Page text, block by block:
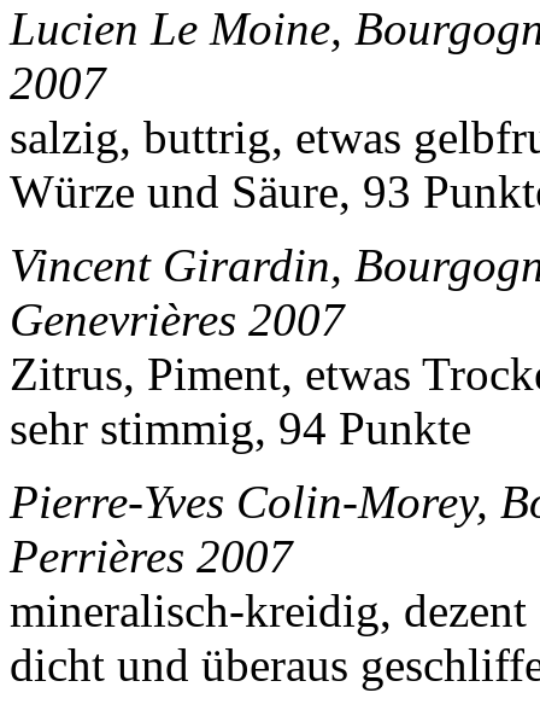
Lucien Le Moine,
2007
salzig, buttrig, etwas
Würze und Säure, 93
Vincent Girardin,
Genevrières 2007
Zitrus, Piment, etwas
sehr stimmig, 94 Punkte
Pierre-Yves Colin-Morey,
Perrières 2007
mineralisch-kreidig,
dicht und überaus